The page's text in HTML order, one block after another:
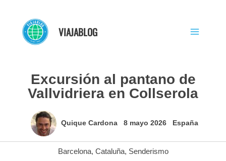
contenido
VIAJABLOG
Excursión al pantano de
Vallvidriera en Collserola
Quique Cardona 8 mayo 2026 España
Barcelona, Cataluña, Senderismo